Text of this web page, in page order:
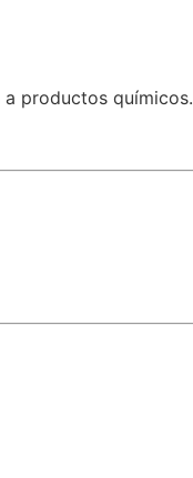
productos químicos.